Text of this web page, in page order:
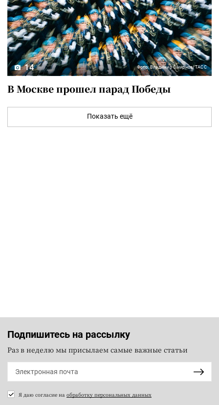
14 Фото: Владимир Смирнов/ТАСС
В Москве прошел парад Победы
Показать ещё
Подпишитесь на рассылку
Раз в неделю мы присылаем самые важные статьи
Я даю согласие на обработку персональных данных